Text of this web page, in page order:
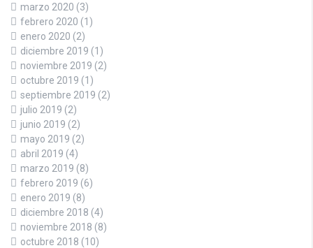
marzo 2020 (3)
febrero 2020 (1)
enero 2020 (2)
diciembre 2019 (1)
noviembre 2019 (2)
octubre 2019 (1)
septiembre 2019 (2)
julio 2019 (2)
junio 2019 (2)
mayo 2019 (2)
abril 2019 (4)
marzo 2019 (8)
febrero 2019 (6)
enero 2019 (8)
diciembre 2018 (4)
noviembre 2018 (8)
octubre 2018 (10)